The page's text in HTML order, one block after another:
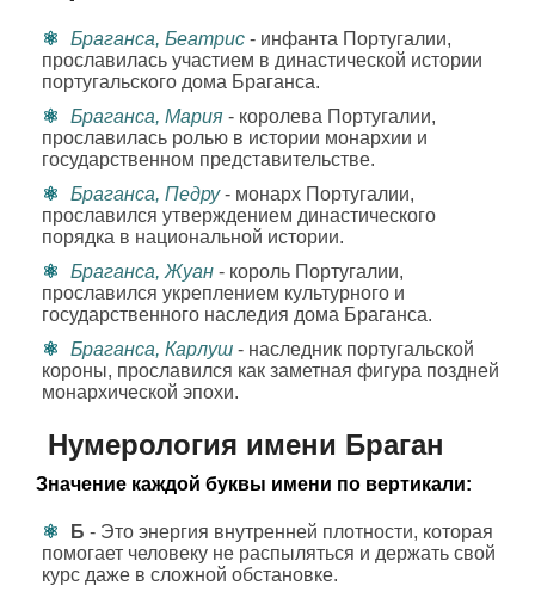
Браганса, Беатрис - инфанта Португалии,
прославилась участием в династической истории
португальского дома Браганса.
Браганса, Мария - королева Португалии,
прославилась ролью в истории монархии и
государственном представительстве.
Браганса, Педру- монарх Португалии,
прославился утверждением династического
порядка в национальной истории.
Браганса, Жуан - король Португалии,
прославился укреплением культурного и
государственного наследия дома Браганса.
Браганса, Карлуш - наследник португальской
короны, прославился как заметная фигура поздней
монархической эпохи.
Нумерология имени Браган
Значение каждой буквы имени по вертикали:
Б - Это энергия внутренней плотности, которая
помогает человеку не распыляться и держать свой
курс даже в сложной обстановке.